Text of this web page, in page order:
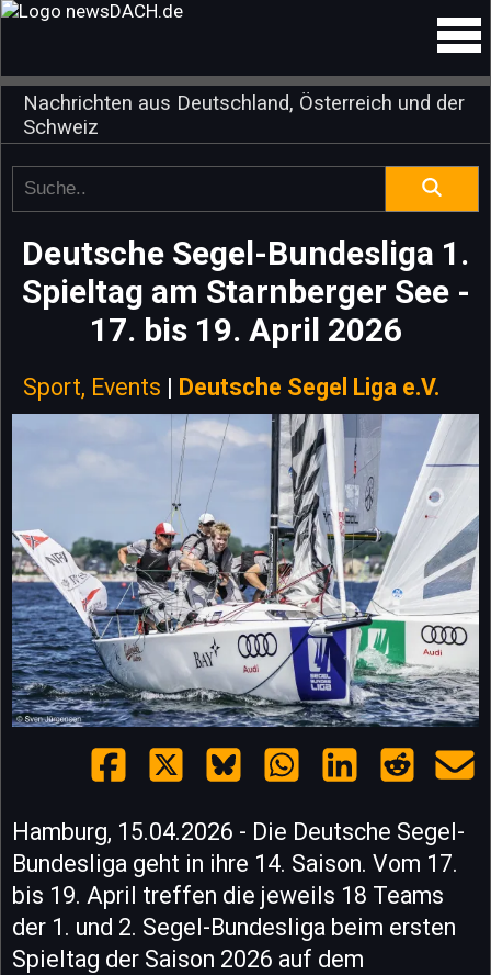
Nachrichten aus Deutschland, Österreich und der
Schweiz
Deutsche Segel-Bundesliga 1.
Spieltag am Starnberger See -
17. bis 19. April 2026
Sport, Events | Deutsche Segel Liga e.V.
Hamburg, 15.04.2026 - Die Deutsche Segel-
Bundesliga geht in ihre 14. Saison. Vom 17.
bis 19. April treffen die jeweils 18 Teams
der 1. und 2. Segel-Bundesliga beim ersten
Spieltag der Saison 2026 auf dem